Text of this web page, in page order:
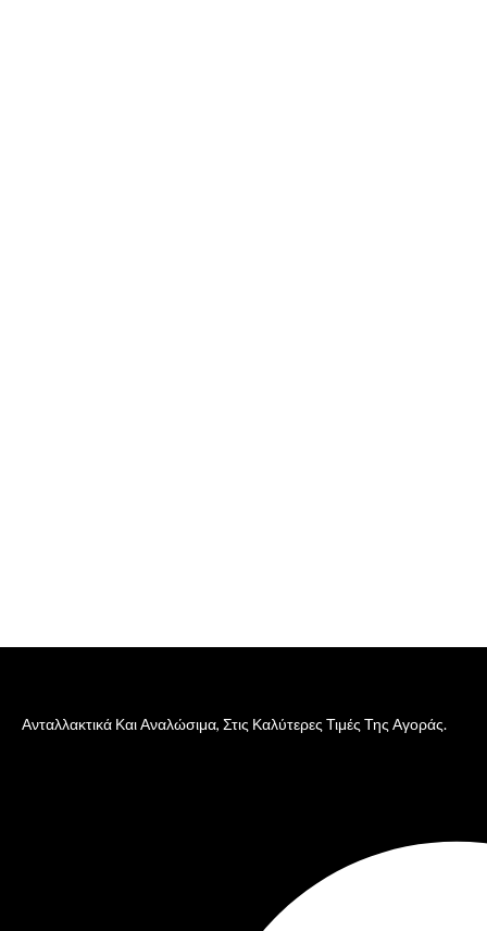
Ανταλλακτικά Και Αναλώσιμα, Στις Καλύτερες Τιμές Της Αγοράς.